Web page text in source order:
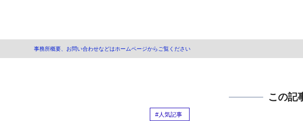
事務所概要、お問い合わせなどはホームページからご覧ください
#人気記事
この記